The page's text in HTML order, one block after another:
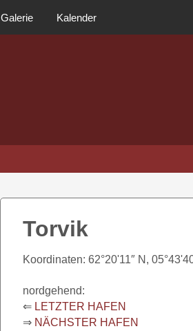
Torvik
Koordinaten: 62°20'11″ N,
nordgehend:
⇐ LETZTER HAFEN
⇒ NÄCHSTER HAFEN
Galerie Kalender